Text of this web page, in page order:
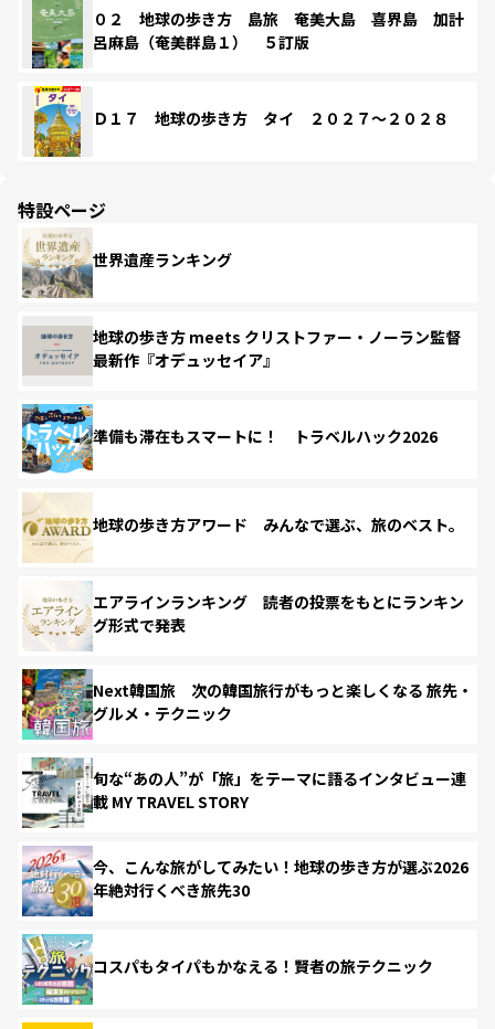
０２ 地球の歩き方 島旅 奄美大島 喜界島 加計
呂麻島（奄美群島１） ５訂版
Ｄ１７ 地球の歩き方 タイ ２０２７～２０２８
特設ページ
世界遺産ランキング
地球の歩き方 meets クリストファー・ノーラン監督
最新作『オデュッセイア』
準備も滞在もスマートに！ トラベルハック2026
地球の歩き方アワード みんなで選ぶ、旅のベスト。
エアラインランキング 読者の投票をもとにランキン
グ形式で発表
Next韓国旅 次の韓国旅行がもっと楽しくなる 旅先・
グルメ・テクニック
旬な“あの人”が「旅」をテーマに語るインタビュー連
載 MY TRAVEL STORY
今、こんな旅がしてみたい！地球の歩き方が選ぶ2026
年絶対行くべき旅先30
コスパもタイパもかなえる！賢者の旅テクニック